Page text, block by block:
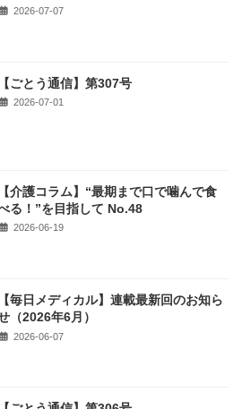
2026-07-07
【ごとう通信】第307号
2026-07-01
【介護コラム】“最期まで口で噛んで食
る！”を目指して No.48
2026-06-19
【毎日メディカル】連載最新回のお知ら
（2026年6月）
2026-06-07